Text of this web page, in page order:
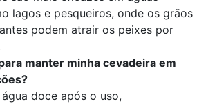
lagos e pesqueiros, onde os grãos
podem atrair os peixes por
manter minha cevadeira em
doce após o uso,